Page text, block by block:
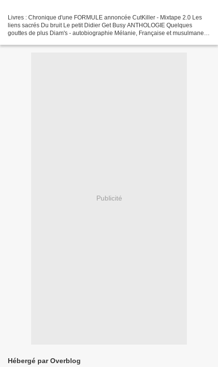
Livres : Chronique d'une FORMULE annoncée CutKiller - Mixtape 2.0 Les
liens sacrés Du bruit Le petit Didier Get Busy ANTHOLOGIE Quelques
gouttes de plus Diam's - autobiographie Mélanie, Française et musulmane
Publicité
Hébergé par Overblog